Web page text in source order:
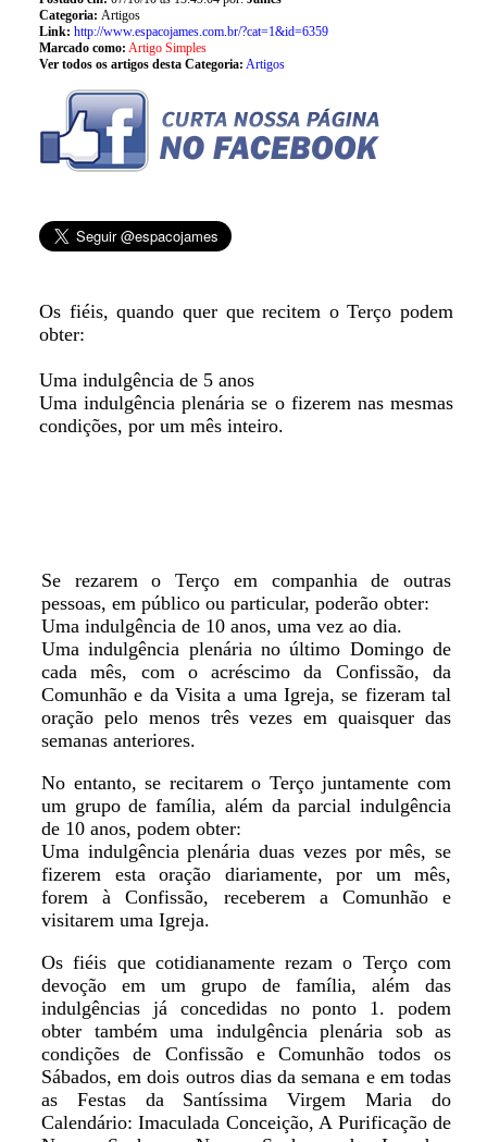
Categoria: Artigos
Link: http://www.espacojames.com.br/?cat=1&id=6359
Marcado como: Artigo Simples
Ver todos os artigos desta Categoria: Artigos
Os fiéis, quando quer que recitem o Terço podem
obter:
Uma indulgência de 5 anos
Uma indulgência plenária se o fizerem nas mesmas
condições, por um mês inteiro.
Se rezarem o Terço em companhia de outras
pessoas, em público ou particular, poderão obter:
Uma indulgência de 10 anos, uma vez ao dia.
Uma indulgência plenária no último Domingo de
cada mês, com o acréscimo da Confissão, da
Comunhão e da Visita a uma Igreja, se fizeram tal
oração pelo menos três vezes em quaisquer das
semanas anteriores.
No entanto, se recitarem o Terço juntamente com
um grupo de família, além da parcial indulgência
de 10 anos, podem obter:
Uma indulgência plenária duas vezes por mês, se
fizerem esta oração diariamente, por um mês,
forem à Confissão, receberem a Comunhão e
visitarem uma Igreja.
Os fiéis que cotidianamente rezam o Terço com
devoção em um grupo de família, além das
indulgências já concedidas no ponto 1. podem
obter também uma indulgência plenária sob as
condições de Confissão e Comunhão todos os
Sábados, em dois outros dias da semana e em todas
as Festas da Santíssima Virgem Maria do
Calendário: Imaculada Conceição, A Purificação de